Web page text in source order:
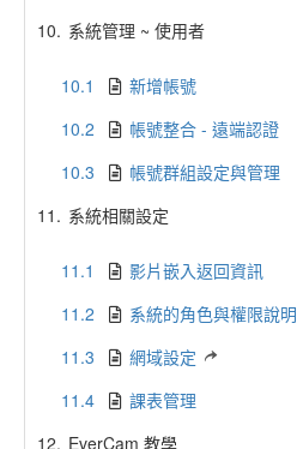
10. 系統管理 ~ 使用者
10.1
新增帳號
10.2
帳號整合 - 遠端認證
10.3
帳號群組設定與管理
11. 系統相關設定
11.1
影片嵌入返回資訊
11.2
系統的角色與權限說明
11.3
網域設定
11.4
課表管理
12. EverCam 教學